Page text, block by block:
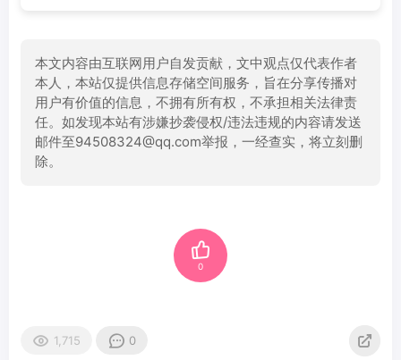
本文内容由互联网用户自发贡献，文中观点仅代表作者
本人，本站仅提供信息存储空间服务，旨在分享传播对
用户有价值的信息，不拥有所有权，不承担相关法律责
任。如发现本站有涉嫌抄袭侵权/违法违规的内容请发送
邮件至94508324@qq.com举报，一经查实，将立刻删
除。
0
1,715 0